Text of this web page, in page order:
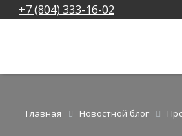
+7 (804) 333-16-02
Главная Новостной блог